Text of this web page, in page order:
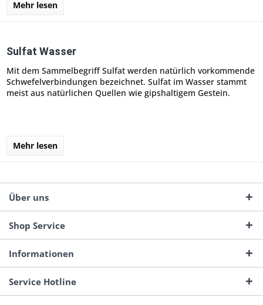
Mehr lesen
Sulfat Wasser
Mit dem Sammelbegriff Sulfat werden natürlich vorkommende
Schwefelverbindungen bezeichnet. Sulfat im Wasser stammt
meist aus natürlichen Quellen wie gipshaltigem Gestein.
Mehr lesen
Über uns
Shop Service
Informationen
Service Hotline